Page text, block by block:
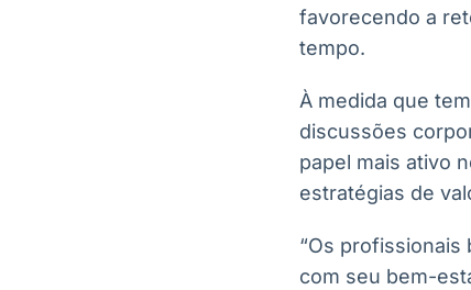
favorecendo a
tempo.
À medida que
discussões
papel mais ativo
estratégias de
“Os profissionais
com seu bem-